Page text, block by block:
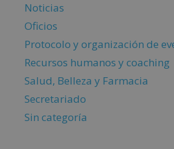
Noticias
Oficios
Protocolo y organización de
Recursos humanos y coaching
Salud, Belleza y Farmacia
Secretariado
Sin categoría